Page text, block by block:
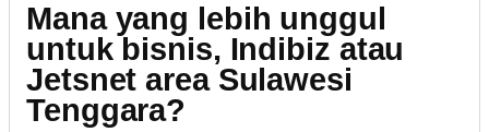
Mana yang lebih unggul
untuk bisnis, Indibiz atau
Jetsnet area Sulawesi
Tenggara?